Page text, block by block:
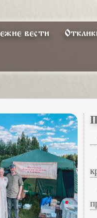
вести